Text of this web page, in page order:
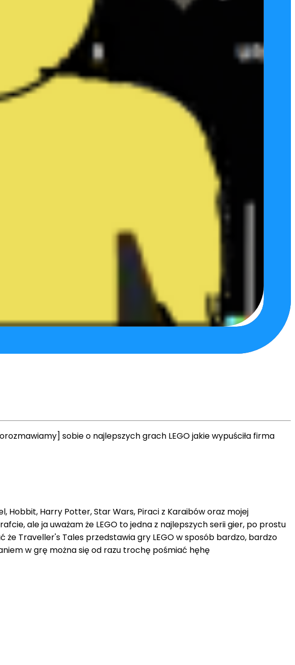
sobie o najlepszych grach LEGO jakie wypuściła firma
Hobbit, Harry Potter, Star Wars, Piraci z Karaibów oraz mojej
ale ja uważam że LEGO to jedna z najlepszych serii gier, po prostu
Traveller's Tales przedstawia gry LEGO w sposób bardzo, bardzo
w grę można się od razu trochę pośmiać hęhę